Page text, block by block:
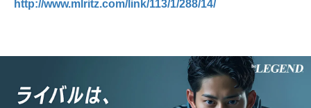
http://www.mlritz.com/link/113/1/288/14/